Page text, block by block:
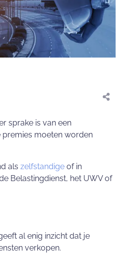
sprake is van een
premies moeten worden
als zelfstandige of in
Belastingdienst, het UWV of
al enig inzicht dat je
verkopen.